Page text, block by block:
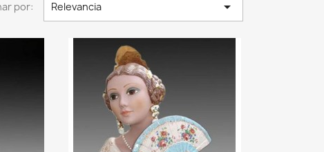
por: Relevancia 